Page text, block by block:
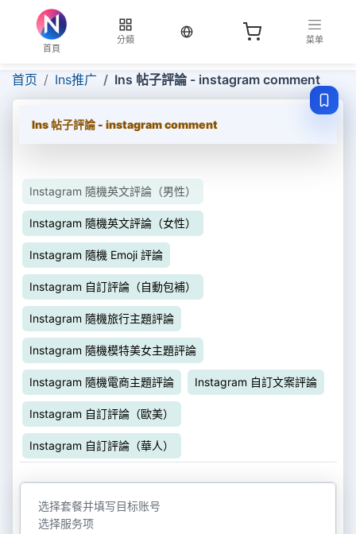
首頁
分類
当前语言：繁体
菜单
首页 Ins推广 Ins 帖子評論 - instagram comment
Ins 帖子評論 - instagram comment
Instagram 隨機英文評論（男性）
Instagram 隨機英文評論（女性）
Instagram 隨機 Emoji 評論
Instagram 自訂評論（自動包補）
Instagram 隨機旅行主題評論
Instagram 隨機模特美女主題評論
Instagram 隨機電商主題評論 Instagram 自訂文案評論
Instagram 自訂評論（歐美）
Instagram 自訂評論（華人）
选择套餐并填写目标账号
选择服务项